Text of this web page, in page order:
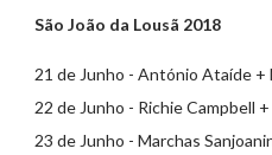
São João da Lousã 2018
21 de Junho - António Ataíde
22 de Junho - Richie Campbell
23 de Junho - Marchas